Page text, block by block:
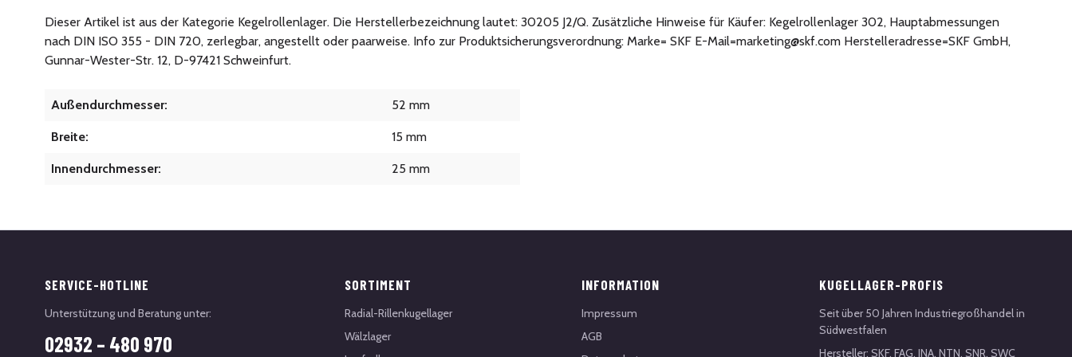
Dieser Artikel ist aus der Kategorie Kegelrollenlager. Die Herstellerbezeichnung lautet: 30205 J2/Q. Zusätzliche Hinweise für Käufer: Kegelrollenlager 302, Hauptabmessungen
nach DIN ISO 355 - DIN 720, zerlegbar, angestellt oder paarweise. Info zur Produktsicherungsverordnung: Marke= SKF E-Mail=marketing@skf.com Herstelleradresse=SKF GmbH,
Gunnar-Wester-Str. 12, D-97421 Schweinfurt.
Außendurchmesser: 52 mm
Breite: 15 mm
Innendurchmesser: 25 mm
SERVICE-HOTLINE
Unterstützung und Beratung unter:
02932 – 480 970
SORTIMENT
Radial-Rillenkugellager
Wälzlager
INFORMATION
Impressum
AGB
KUGELLAGER-PROFIS
Seit über 50 Jahren Industriegroßhandel in
Südwestfalen
Hersteller: SKF, FAG, INA, NTN, SNR, SWC